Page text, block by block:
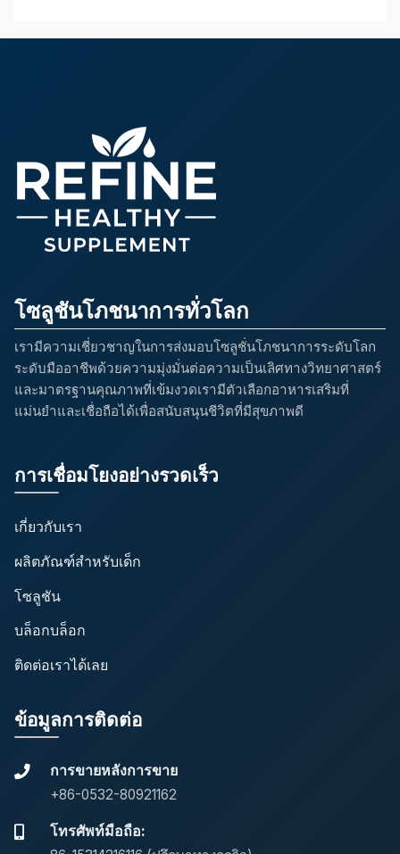
โซลูชันโภชนาการทั่วโลก
เรามีความเชี่ยวชาญในการส่งมอบโซลูชั่นโภชนาการระดับโลก
ระดับมืออาชีพด้วยความมุ่งมั่นต่อความเป็นเลิศทางวิทยาศาสตร์
และมาตรฐานคุณภาพที่เข้มงวดเรามีตัวเลือกอาหารเสริมที่
แม่นยำและเชื่อถือได้เพื่อสนับสนุนชีวิตที่มีสุขภาพดี
การเชื่อมโยงอย่างรวดเร็ว
เกี่ยวกับเรา
ผลิตภัณฑ์สำหรับเด็ก
โซลูชัน
บล็อกบล็อก
ติดต่อเราได้เลย
ข้อมูลการติดต่อ
การขายหลังการขาย
+86-0532-80921162
โทรศัพท์มือถือ: